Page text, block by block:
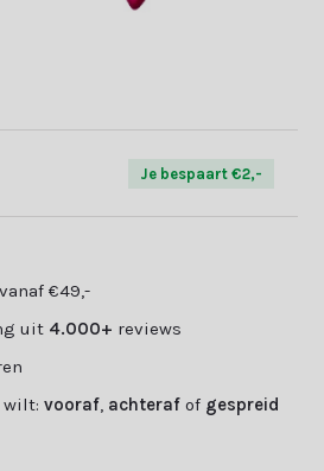
Je bespaart €2,-
€49,-
uit 4.000+ reviews
wilt:vooraf achteraf of gespreid